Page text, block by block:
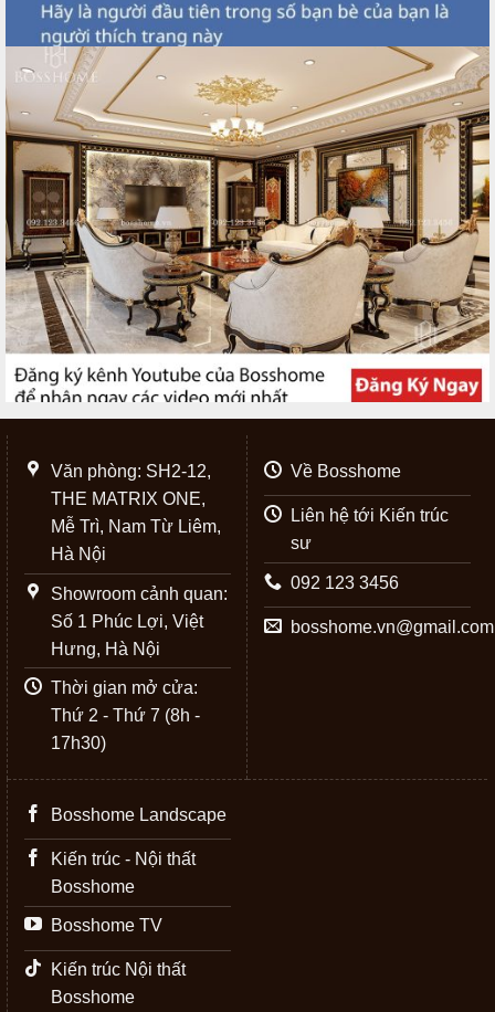
Văn phòng: SH2-12,
THE MATRIX ONE,
Mễ Trì, Nam Từ Liêm,
Hà Nội
Showroom cảnh quan:
Số 1 Phúc Lợi, Việt
Hưng, Hà Nội
Thời gian mở cửa:
Thứ 2 - Thứ 7 (8h -
17h30)
Về Bosshome
Liên hệ tới Kiến trúc
sư
092 123 3456
bosshome.vn@gmail.com
Bosshome Landscape
Kiến trúc - Nội thất
Bosshome
Bosshome TV
Kiến trúc Nội thất
Bosshome